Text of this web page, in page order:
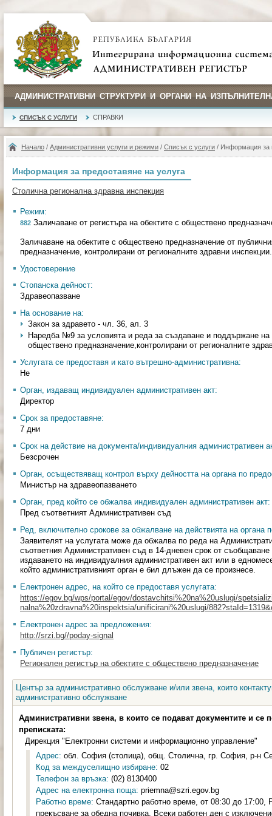
АДМИНИСТРАТИВНИ СТРУКТУРИ И ОРГАНИ НА
СПИСЪК С УСЛУГИ СПРАВКИ
Начало / Административни услуги и режими / Списък с услуги / Информация за
Информация за предоставяне на услуга
Столична регионална здравна инспекция
Режим:
882 Заличаване от регистъра на обектите с обществено
Заличаване на обектите с обществено предназначение от
предназначение, контролирани от регионалните здравни инспекции.
Удостоверение
Стопанска дейност:
Здравеопазване
На основание на:
Закон за здравето - чл. 36, ал. 3
Наредба №9 за условията и реда за създаване и поддържане на
обществено предназначение,контролирани от регионалните
Услугата се предоставя и като вътрешно-административна:
Не
Орган, издаващ индивидуален административен акт:
Директор
Срок за предоставяне:
7 дни
Срок на действие на документа/индивидуалния административен
Безсрочен
Орган, осъществяващ контрол върху дейността на органа по
Министър на здравеопазването
Орган, пред който се обжалва индивидуален административен акт:
Пред съответният Административен съд
Ред, включително срокове за обжалване на действията на органа
Заявителят на услугата може да обжалва по реда на
съответния Административен съд в 14-дневен срок от съобщаване
издаването на индивидуалния административен акт или в
който административният орган е бил длъжен да се произнесе.
Електронен адрес, на който се предоставя услугата:
https://egov.bg/wps/portal/egov/dostavchitsi%20na%20uslugi/
nalna%20zdravna%20inspektsia/unificirani%20uslugi/
Електронен адрес за предложения:
http://srzi.bg//poday-signal
Публичен регистър:
Регионален регистър на обектите с обществено предназначение
Център за административно обслужване и/или звена, които
административно обслужване
Административни звена, в които се подават документите и се
преписката:
Дирекция "Електронни системи и информационно управление"
Адрес: обл. София (столица), общ. Столична, гр. София, р-н
Код за междуселищно избиране: 02
Телефон за връзка: (02) 8130400
Адрес на електронна поща: priemna@szri.egov.bg
Работно време: Стандартно работно време, от 08:30 до
прекъсване за обедна почивка. Всеки работен ден с